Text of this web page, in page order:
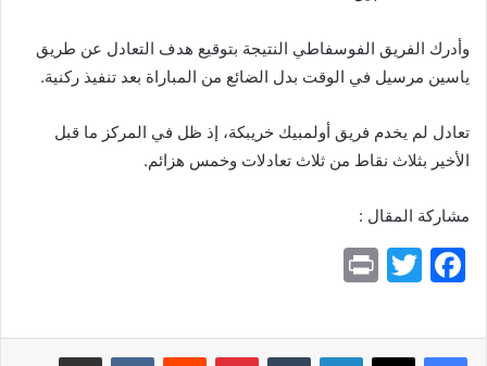
وأدرك الفريق الفوسفاطي النتيجة بتوقيع هدف التعادل عن طريق
ياسين مرسيل في الوقت بدل الضائع من المباراة بعد تنفيذ ركنية.
تعادل لم يخدم فريق أولمبيك خريبكة، إذ ظل في المركز ما قبل
الأخير بثلاث نقاط من ثلاث تعادلات وخمس هزائم.
مشاركة المقال :
F
c
T
itt
t
لينكدإن بينتيريست مشاركة عبر البريد